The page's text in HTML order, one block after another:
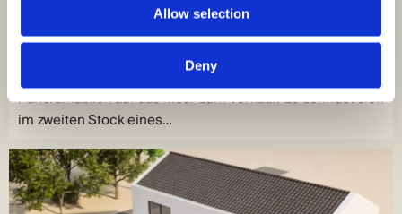
Allow selection
Deny
Entfernung vom Meer : 200
M
Blick aufs Meer
In Žaborić steht ein Penthouse-Apartment mit freiem
Panoramablick auf das Meer zum Verkauf. Es befindet sich
im zweiten Stock eines…